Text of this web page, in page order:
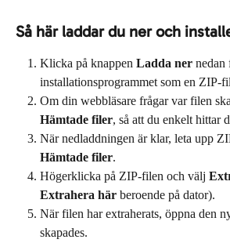
Så här laddar du ner och
Klicka på knappen Ladda ner nedan
installationsprogrammet som en ZIP-
Om din webbläsare frågar var filen
Hämtade filer, så att du enkelt hittar
När nedladdningen är klar, leta upp
Hämtade filer.
Högerklicka på ZIP-filen och välj
Extrahera här beroende på dator).
När filen har extraherats, öppna den
skapades.